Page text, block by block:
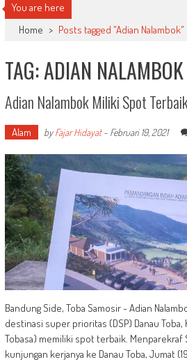
You are here
Home > Posts tagged "Adian Nalambok"
TAG: ADIAN NALAMBOK
Adian Nalambok Miliki Spot
Alam byFajar Hidayat- Februari 19, 2021
Bandung Side, Toba Samosir - Adian
destinasi super prioritas (DSP) Danau Toba,
Tobasa) memiliki spot terbaik. Menparekraf
kunjungan kerjanya ke Danau Toba, Jumat